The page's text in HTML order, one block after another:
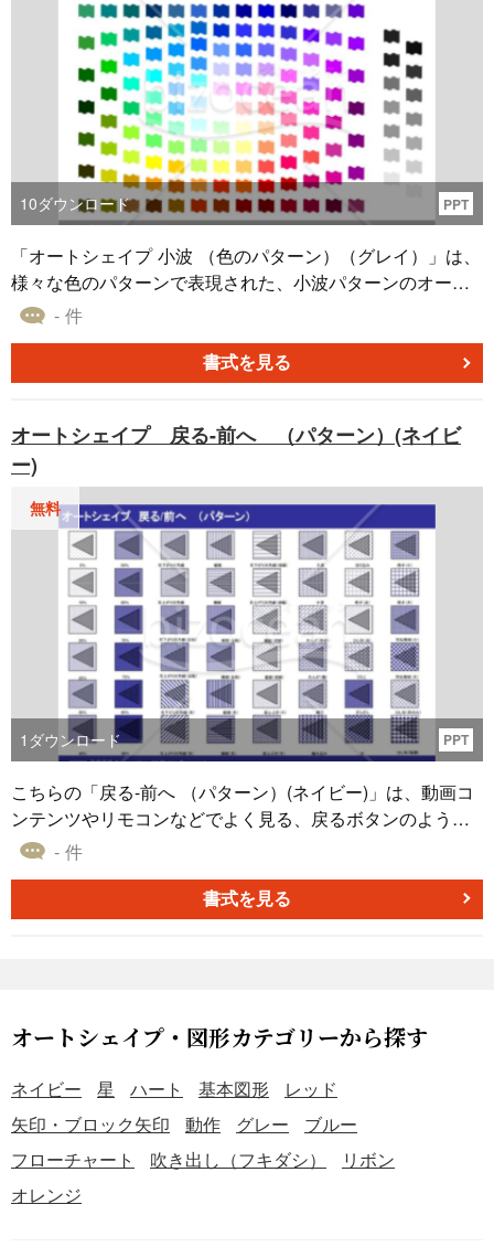
10ダウンロード PPT
「オートシェイプ 小波 （色のパターン）（グレイ）」は、
様々な色のパターンで表現された、小波パターンのオート
シェイプ素材を提供しています。これは、あなたが作成す
ル、ワードなどのオフィスソフトに対応し、さまざまな色
あなたの資料に新鮮な息吹を吹き込むために今すぐ試して
みてはいかがでしょうか。 特に、色のパターンを変更する
ことで、資料に含まれる情報を視覚的に際立たせることが
可能となります。また、シンプルなグレイの色調は、各種
資料において引き立て役として機能し、クリエイティブな
表現を加速させます。「オートシェイプ 小波 （色のパター
ン）（グレイ）」で、あなたの資料作成に革新的なビジュ
アルを導入し、より伝わりやすい表現を実現してみましょ
- 件
書式を見る
オートシェイプ 戻る-前へ （パターン）(ネイビ
ー)
無料
1 ダウンロード PPT
こちらの「戻る-前へ （パターン）(ネイビー)」は、動画コ
ンテンツやリモコンなどでよく見る、戻るボタンのような
オートシェイプ素材です。 本素材はシックなネイビーをベ
「市松模様」などのさまざまなパターンで塗りつぶしたも
のとなります。 「戻る-前へ （パターン）(ネイビー)」はP
- 件
書式を見る
オートシェイプ・図形カテゴリーから探す
ネイビー 星 ハート 基本図形
レッド
矢印・ブロック矢印
動作 グレー
ブルー
フローチャート
吹き出し（フキダシ）
リボン
オレンジ